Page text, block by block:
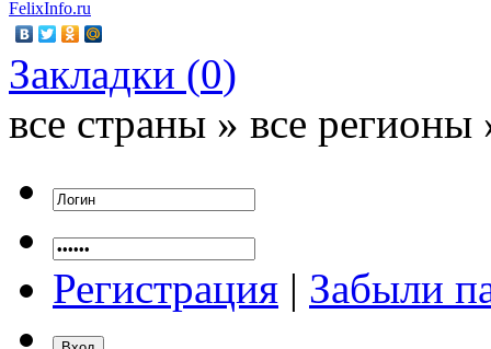
FelixInfo.ru
Закладки (0)
все страны » все регионы
Регистрация | Забыли